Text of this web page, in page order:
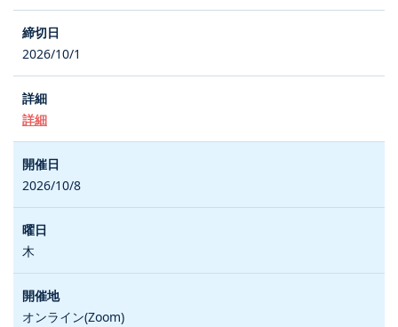
2026/10/1
詳細
2026/10/8
木
オンライン(Zoom)